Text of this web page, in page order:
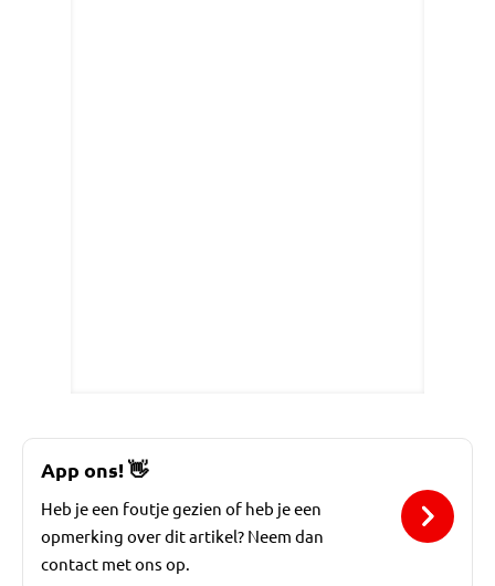
App ons! 👋
Heb je een foutje gezien of heb je een
opmerking over dit artikel? Neem dan
contact met ons op.